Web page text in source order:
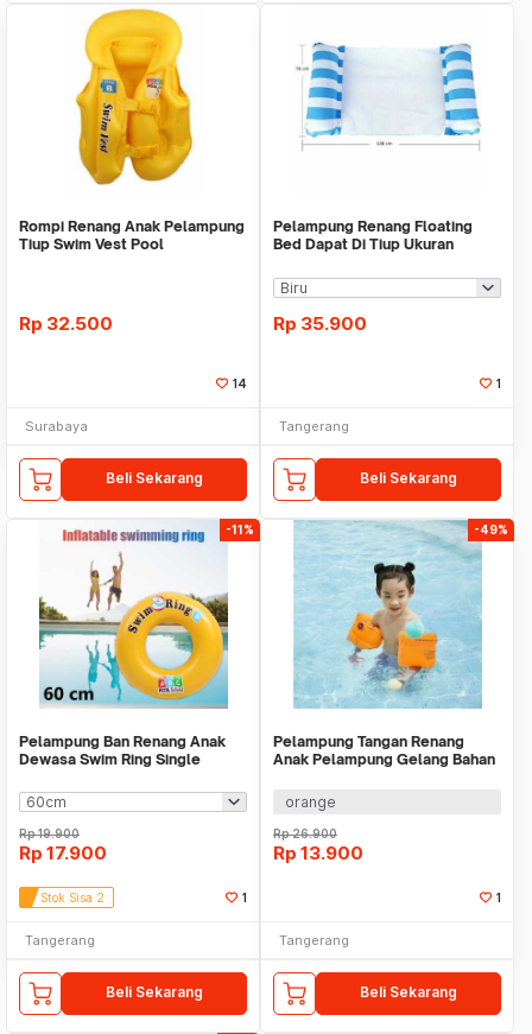
Rompi Renang Anak Pelampung
Tiup Swim Vest Pool
Rp 32.500
14
Surabaya
Beli Sekarang
Pelampung Renang Floating
Bed Dapat Di Tiup Ukuran
Rp 35.900
1
Tangerang
Beli Sekarang
-11%
Pelampung Ban Renang Anak
Dewasa Swim Ring Single
Rp19.900
Rp 17.900
Stok Sisa 2 1
Tangerang
Beli Sekarang
-49%
Pelampung Tangan Renang
Anak Pelampung Gelang Bahan
orange
Rp26.900
Rp 13.900
1
Tangerang
Beli Sekarang